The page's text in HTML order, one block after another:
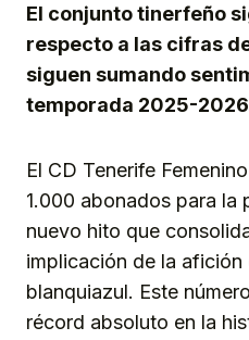
El conjunto tinerfeño
respecto a las cifras
siguen sumando
temporada 2025-
El CD Tenerife
1.000 abonados para la
nuevo hito que
implicación de la
blanquiazul. Este
récord absoluto en la